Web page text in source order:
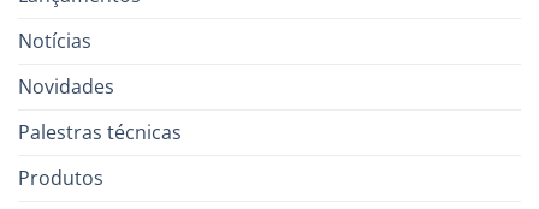
Notícias
Novidades
Palestras técnicas
Produtos